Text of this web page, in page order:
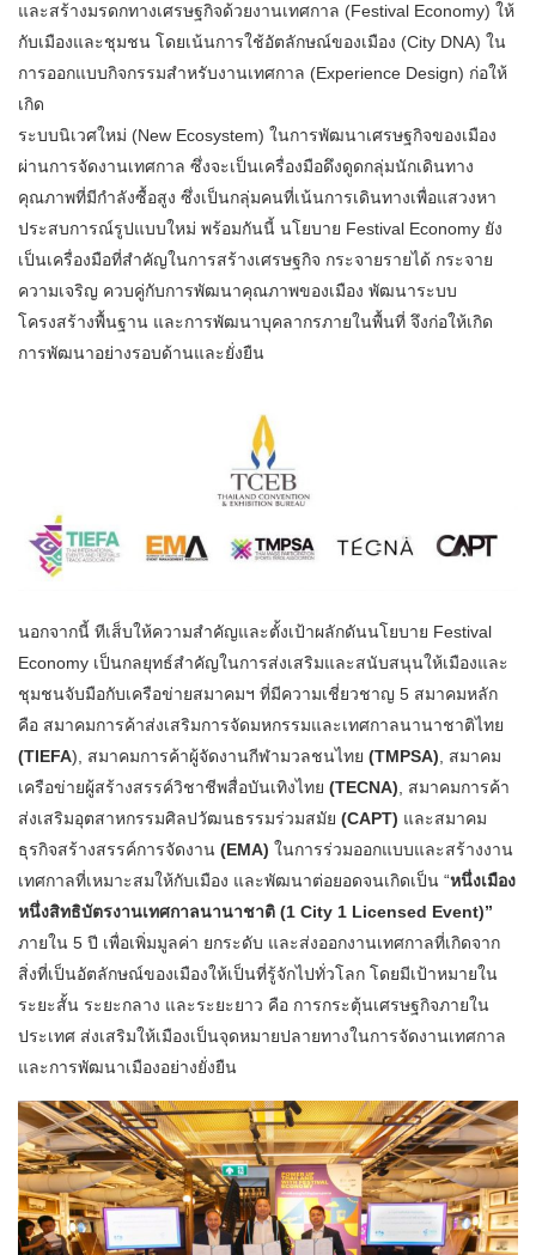
และสร้างมรดกทางเศรษฐกิจด้วยงานเทศกาล (Festival Economy) ให้
กับเมืองและชุมชน โดยเน้นการใช้อัตลักษณ์ของเมือง (City DNA) ใน
การออกแบบกิจกรรมสำหรับงานเทศกาล (Experience Design) ก่อให้
เกิด
ระบบนิเวศใหม่ (New Ecosystem) ในการพัฒนาเศรษฐกิจของเมือง
ผ่านการจัดงานเทศกาล ซึ่งจะเป็นเครื่องมือดึงดูดกลุ่มนักเดินทาง
คุณภาพที่มีกำลังซื้อสูง ซึ่งเป็นกลุ่มคนที่เน้นการเดินทางเพื่อแสวงหา
ประสบการณ์รูปแบบใหม่ พร้อมกันนี้ นโยบาย Festival Economy ยัง
เป็นเครื่องมือที่สำคัญในการสร้างเศรษฐกิจ กระจายรายได้ กระจาย
ความเจริญ ควบคู่กับการพัฒนาคุณภาพของเมือง พัฒนาระบบ
โครงสร้างพื้นฐาน และการพัฒนาบุคลากรภายในพื้นที่ จึงก่อให้เกิด
การพัฒนาอย่างรอบด้านและยั่งยืน
นอกจากนี้ ทีเส็บให้ความสำคัญและตั้งเป้าผลักดันนโยบาย Festival
Economy เป็นกลยุทธ์สำคัญในการส่งเสริมและสนับสนุนให้เมืองและ
ชุมชนจับมือกับเครือข่ายสมาคมฯ ที่มีความเชี่ยวชาญ 5 สมาคมหลัก
คือ สมาคมการค้าส่งเสริมการจัดมหกรรมและเทศกาลนานาชาติไทย
(TIEFA), สมาคมการค้าผู้จัดงานกีฬามวลชนไทย (TMPSA) , สมาคม
เครือข่ายผู้สร้างสรรค์วิชาชีพสื่อบันเทิงไทย (TECNA) , สมาคมการค้า
ส่งเสริมอุตสาหกรรมศิลปวัฒนธรรมร่วมสมัย (CAPT) และสมาคม
ธุรกิจสร้างสรรค์การจัดงาน (EMA) ในการร่วมออกแบบและสร้างงาน
เทศกาลที่เหมาะสมให้กับเมือง และพัฒนาต่อยอดจนเกิดเป็น “หนึ่งเมือง
หนึ่งสิทธิบัตรงานเทศกาลนานาชาติ (1 City 1 Licensed Event)”
ภายใน 5 ปี เพื่อเพิ่มมูลค่า ยกระดับ และส่งออกงานเทศกาลที่เกิดจาก
สิ่งที่เป็นอัตลักษณ์ของเมืองให้เป็นที่รู้จักไปทั่วโลก โดยมีเป้าหมายใน
ระยะสั้น ระยะกลาง และระยะยาว คือ การกระตุ้นเศรษฐกิจภายใน
ประเทศ ส่งเสริมให้เมืองเป็นจุดหมายปลายทางในการจัดงานเทศกาล
และการพัฒนาเมืองอย่างยั่งยืน